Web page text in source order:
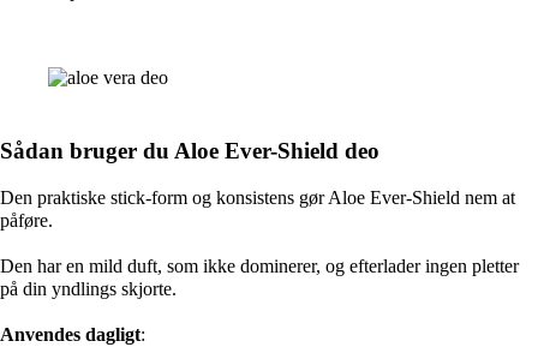
Sådan bruger du Aloe Ever-Shield deo
Den praktiske stick-form og konsistens gør Aloe Ever-Shield nem at
påføre.
Den har en mild duft, som ikke dominerer, og efterlader ingen pletter
på din yndlings skjorte.
Anvendes dagligt: